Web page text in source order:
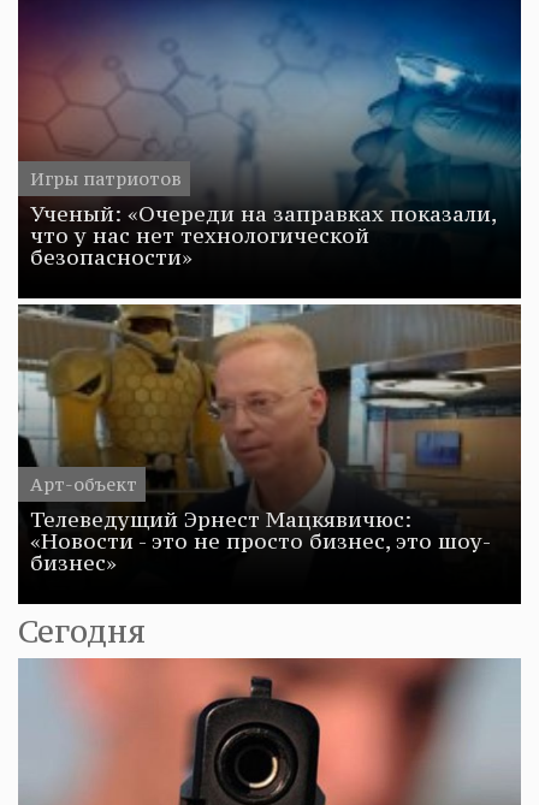
Игры патриотов
Ученый: «Очереди на заправках показали,
что у нас нет технологической
безопасности»
Арт-объект
Телеведущий Эрнест Мацкявичюс:
«Новости - это не просто бизнес, это шоу-
бизнес»
Сегодня